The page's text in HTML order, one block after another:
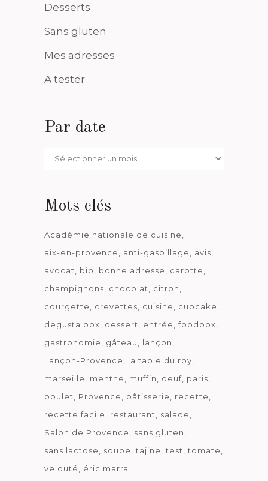
Desserts
Sans gluten
Mes adresses
A tester
Par date
Par
Mots clés
Académie nationale de cuisine
aix-en-provence
anti-gaspillage
avis
avocat
bio bonne adresse
carotte
champignons
chocolat
citron
courgette
crevettes cuisine
cupcake
degusta box
dessert entrée
foodbox
gastronomie
gâteau
lançon
Lançon-Provence
la table du roy
marseille
menthe muffin oeuf paris
poulet
Provence pâtisserie
recette
recette facile
restaurant
salade
Salon de Provence
sans gluten
sans lactose
soupe tajine test
tomate
velouté
éric marra